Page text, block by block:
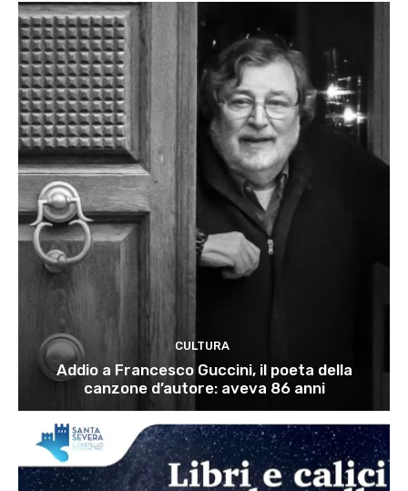
CULTURA
Addio a Francesco Guccini, il poeta della
canzone d’autore: aveva 86 anni